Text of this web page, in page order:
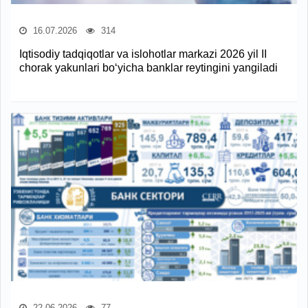
16.07.2026 314
Iqtisodiy tadqiqotlar va islohotlar markazi 2026 yil II
chorak yakunlari bo‘yicha banklar reytingini yangiladi